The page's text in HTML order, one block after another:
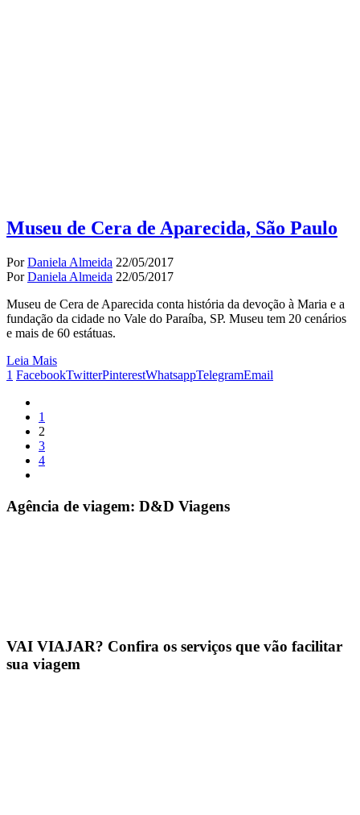
Museu de Cera de Aparecida, São Paulo
PorDaniela Almeida 22/05/2017
PorDaniela Almeida 22/05/2017
Museu de Cera de Aparecida conta história da devoção à Maria e a
fundação da cidade no Vale do Paraíba, SP. Museu tem 20 cenários
e mais de 60 estátuas.
Leia Mais
1 FacebookTwitterPinterestWhatsappTelegramEmail
1
2
3
4
Agência de viagem: D&D Viagens
VAI VIAJAR? Confira os serviços que vão facilitar
sua viagem